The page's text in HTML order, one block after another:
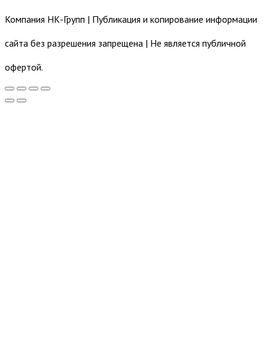
Компания НК-Групп | Публикация и копирование информации
сайта без разрешения запрещена | Не является публичной
офертой.